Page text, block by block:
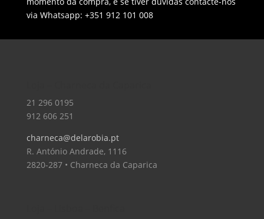
via Whatsapp: +351 912 101 008
21 296 0195
912 606 251
charneca@delarobia.pt
R. António Andrade, 1116
2820-287 • Charneca da Caparica